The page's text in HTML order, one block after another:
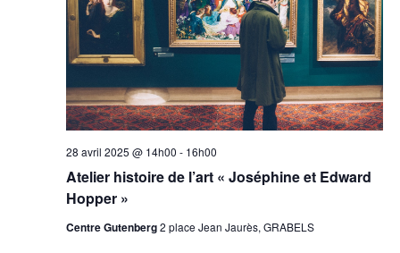
Atelier histoire de l’art « Joséphine et Edward
Hopper »
28 avril 2025 @ 14h00 - 16h00
Centre Gutenberg2 place Jean Jaurès, GRABELS